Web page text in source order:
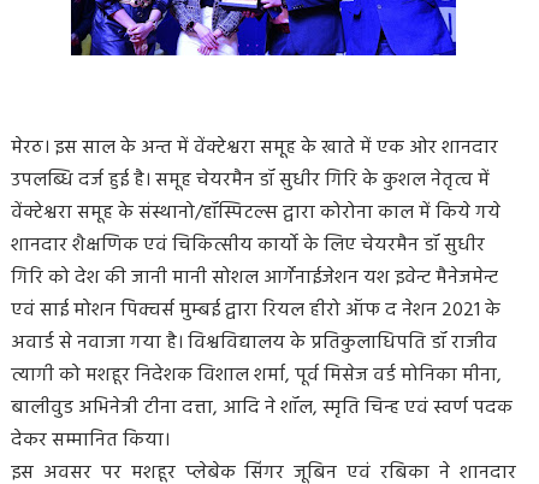
मेरठ। इस साल के अन्त में वेंक्टेश्वरा समूह के खाते में एक ओर शानदार
उपलब्धि दर्ज हुई है। समूह चेयरमैन डॉ सुधीर गिरि के कुशल नेतृत्व में
वेंक्टेश्वरा समूह के संस्थानो/हॉस्पिटल्स द्वारा कोरोना काल में किये गये
शानदार शैक्षणिक एवं चिकित्सीय कार्यो के लिए चेयरमैन डॉ सुधीर
गिरि को देश की जानी मानी सोशल आर्गेनाईजेशन यश इवेन्ट मैनेजमेन्ट
एवं साई मोशन पिक्चर्स मुम्बई द्वारा रियल हीरो ऑफ द नेशन 2021 के
अवार्ड से नवाजा गया है। विश्वविद्यालय के प्रतिकुलाधिपति डॉ राजीव
त्यागी को मशहूर निदेशक विशाल शर्मा, पूर्व मिसेज वर्ड मोनिका मीना,
बालीवुड अभिनेत्री टीना दत्ता, आदि ने शॉल, स्मृति चिन्ह एवं स्वर्ण पदक
देकर सम्मानित किया।
इस अवसर पर मशहूर प्लेबेक सिंगर जूबिन एवं रबिका ने शानदार